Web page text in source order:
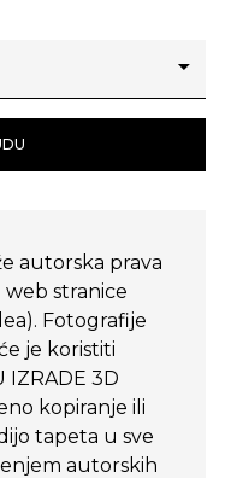
autorska prava
web stranice
Fotografije
je koristiti
IZRADE 3D
kopiranje ili
tapeta u sve
autorskih